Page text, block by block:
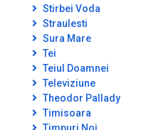
Stirbei Voda
Straulesti
Sura Mare
Tei
Teiul Doamnei
Televiziune
Theodor Pallady
Timisoara